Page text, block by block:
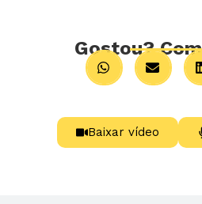
Gostou?
Baixar vídeo